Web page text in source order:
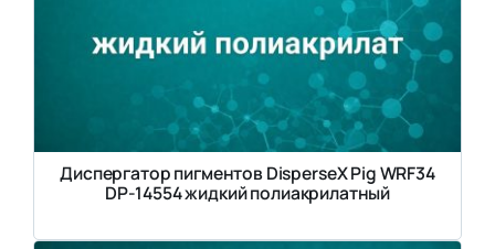
Диспергатор пигментов DisperseX Pig WRF34
DP-14554 жидкий полиакрилатный